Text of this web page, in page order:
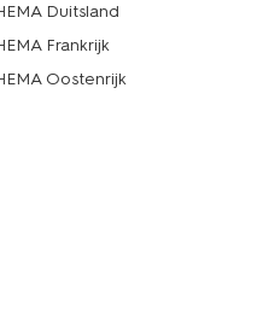
Duitsland
Frankrijk
Oostenrijk